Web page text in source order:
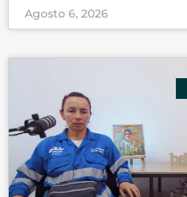
Agosto 6, 2026